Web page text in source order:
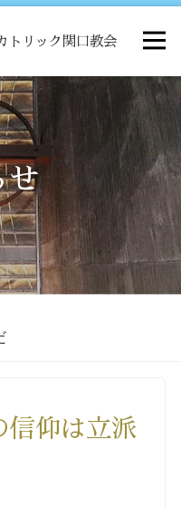
トリック関口教会
せ
信仰は立派